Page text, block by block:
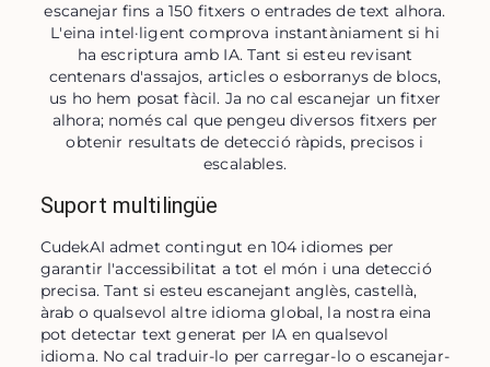
escanejar fins a 150 fitxers o entrades de text alhora.
L'eina intel·ligent comprova instantàniament si hi
ha escriptura amb IA. Tant si esteu revisant
centenars d'assajos, articles o esborranys de blocs,
us ho hem posat fàcil. Ja no cal escanejar un fitxer
alhora; només cal que pengeu diversos fitxers per
obtenir resultats de detecció ràpids, precisos i
escalables.
Suport multilingüe
CudekAI admet contingut en 104 idiomes per
garantir l'accessibilitat a tot el món i una detecció
precisa. Tant si esteu escanejant anglès, castellà,
àrab o qualsevol altre idioma global, la nostra eina
pot detectar text generat per IA en qualsevol
idioma. No cal traduir-lo per carregar-lo o escanejar-